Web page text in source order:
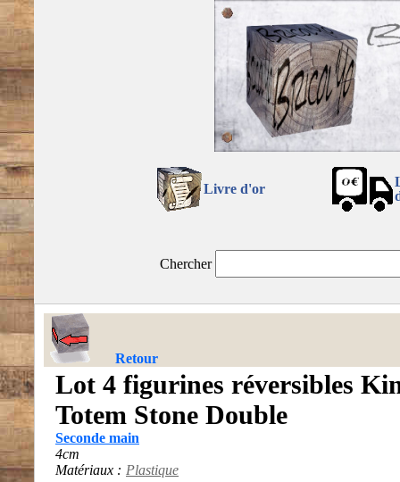
Livre d'or
Chercher
Retour
Lot 4 figurines réversibles
Totem Stone Double
Seconde main
4cm
Matériaux : Plastique